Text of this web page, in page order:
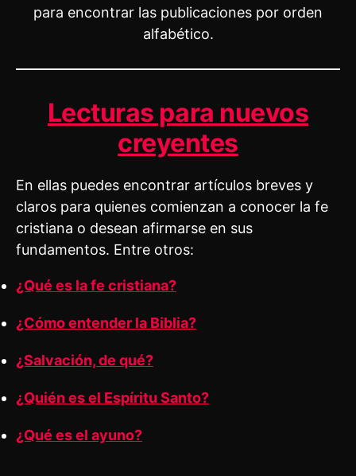
para encontrar las publicaciones por orden
alfabético.
Lecturas para nuevos
creyentes
En ellas puedes encontrar artículos breves y
claros para quienes comienzan a conocer la fe
cristiana o desean afirmarse en sus
fundamentos. Entre otros:
¿Qué es la fe cristiana?
¿Cómo entender la Biblia?
¿Salvación, de qué?
¿Quién es el Espíritu Santo?
¿Qué es el ayuno?